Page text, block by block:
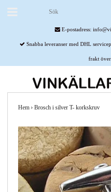
E-postadress:
Snabba leveranser med DHL
frakt
Hem › Brosch i silver T- korkskruv